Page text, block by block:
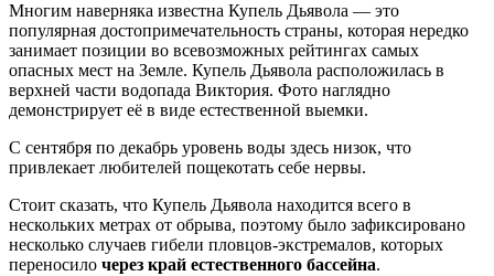
Многим наверняка известна Купель Дьявола — это
популярная достопримечательность страны, которая нередко
занимает позиции во всевозможных рейтингах самых
опасных мест на Земле. Купель Дьявола расположилась в
верхней части водопада Виктория. Фото наглядно
демонстрирует её в виде естественной выемки.
С сентября по декабрь уровень воды здесь низок, что
привлекает любителей пощекотать себе нервы.
Стоит сказать, что Купель Дьявола находится всего в
нескольких метрах от обрыва, поэтому было зафиксировано
несколько случаев гибели пловцов-экстремалов, которых
переносило через край естественного бассейна.